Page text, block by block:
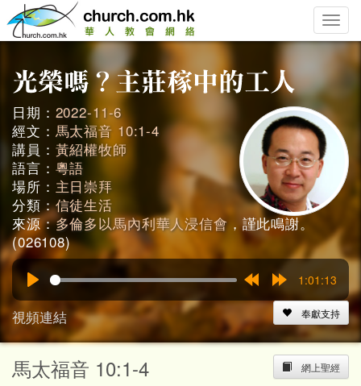
Toggle
日期： 2022-11-6
經文： 馬太福音 10:1-4
講員： 黃紹權牧師
語言： 粵語
場所： 主日崇拜
分類：信徒生活
來源：多倫多以馬內利華人浸信會 ，謹此鳴謝。
(026108)
Forward
15s
1:01:13
視頻連結 奉獻支持
網上聖經
馬太福音 10:1-4